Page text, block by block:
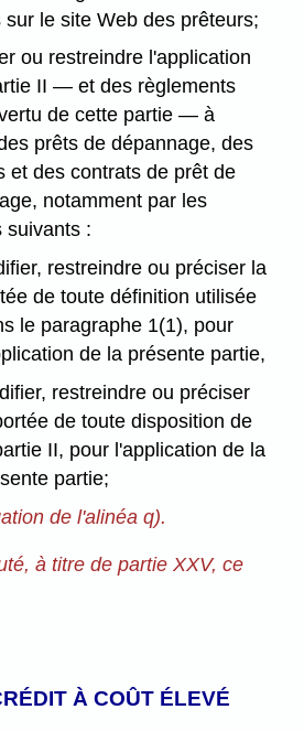
sur le site Web des prêteurs;
ou restreindre l'application
II — et des règlements
de cette partie — à
prêts de dépannage, des
et des contrats de prêt de
notamment par les
suivants :
restreindre ou préciser la
de toute définition utilisée
le paragraphe 1(1), pour
de la présente partie,
restreindre ou préciser
de toute disposition de
II, pour l'application de la
partie;
de l'alinéa q).
à titre de partie XXV, ce
À COÛT ÉLEVÉ